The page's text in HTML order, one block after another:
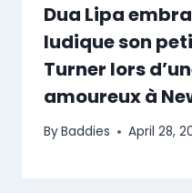
Dua Lipa
ludique son
Turner lors
amoureux à
ByBaddies April 28,